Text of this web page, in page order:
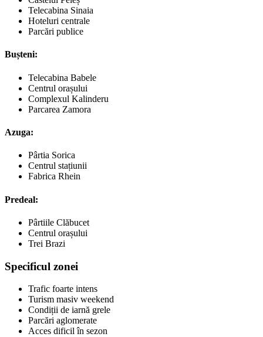
Telecabina Sinaia
Hoteluri centrale
Parcări publice
Bușteni:
Telecabina Babele
Centrul orașului
Complexul Kalinderu
Parcarea Zamora
Azuga:
Pârtia Sorica
Centrul stațiunii
Fabrica Rhein
Predeal:
Pârtiile Clăbucet
Centrul orașului
Trei Brazi
Specificul zonei
Trafic foarte intens
Turism masiv weekend
Condiții de iarnă grele
Parcări aglomerate
Acces dificil în sezon